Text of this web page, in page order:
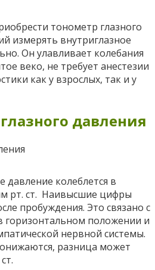
тонометр глазного
измерять внутриглазное
Он улавливает колебания
веко, не требует анестезии
как у взрослых, так и у
давления
давление колеблется в
рт. ст. Наивысшие цифры
пробуждения. Это связано с
горизонтальном положении и
нервной системы.
разница может